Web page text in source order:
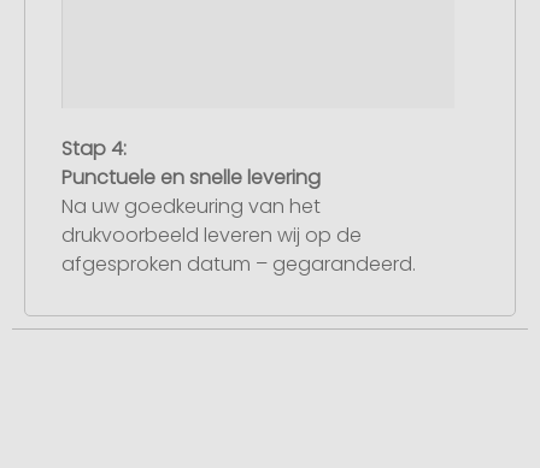
Stap 4:
Punctuele en snelle levering
Na uw goedkeuring van het
drukvoorbeeld leveren wij op de
afgesproken datum – gegarandeerd.